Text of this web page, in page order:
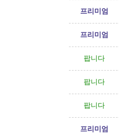
프리미엄
프리미엄
팝니다
팝니다
팝니다
프리미엄